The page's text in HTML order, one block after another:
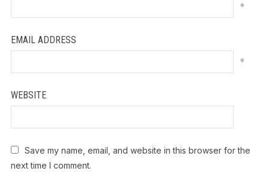
*
EMAIL ADDRESS
*
WEBSITE
Save my name, email, and website in this browser for the
next time I comment.